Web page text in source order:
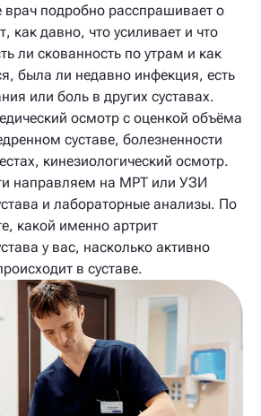
подробно расспрашивает о
как давно, что усиливает и что
ли скованность по утрам и как
была ли недавно инфекция, есть
или боль в других суставах.
осмотр с оценкой объёма
суставе, болезненности
кинезиологический осмотр.
направляем на МРТ или УЗИ
и лабораторные анализы. По
какой именно артрит
у вас, насколько активно
в суставе.